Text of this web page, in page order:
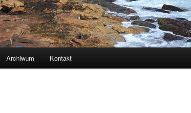
Archiwum Kontakt